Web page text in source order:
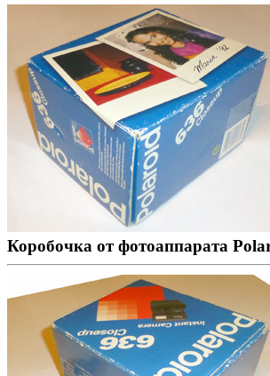
Коробочка от фотоаппарата